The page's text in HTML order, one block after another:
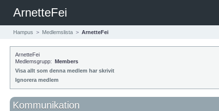
ArnetteFei
Hampus > Medlemslista > ArnetteFei
ArnetteFei
Medlemsgrupp: Members
Visa allt som denna medlem har skrivit
Ignorera medlem
Kommunikation